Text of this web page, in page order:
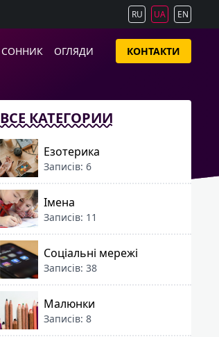
RU UA EN
СОННИК ОГЛЯДИ КОНТАКТИ
ВСЕ КАТЕГОРИИ
Езотерика
Записів: 6
Імена
Записів: 11
Соціальні мережі
Записів: 38
Малюнки
Записів: 8